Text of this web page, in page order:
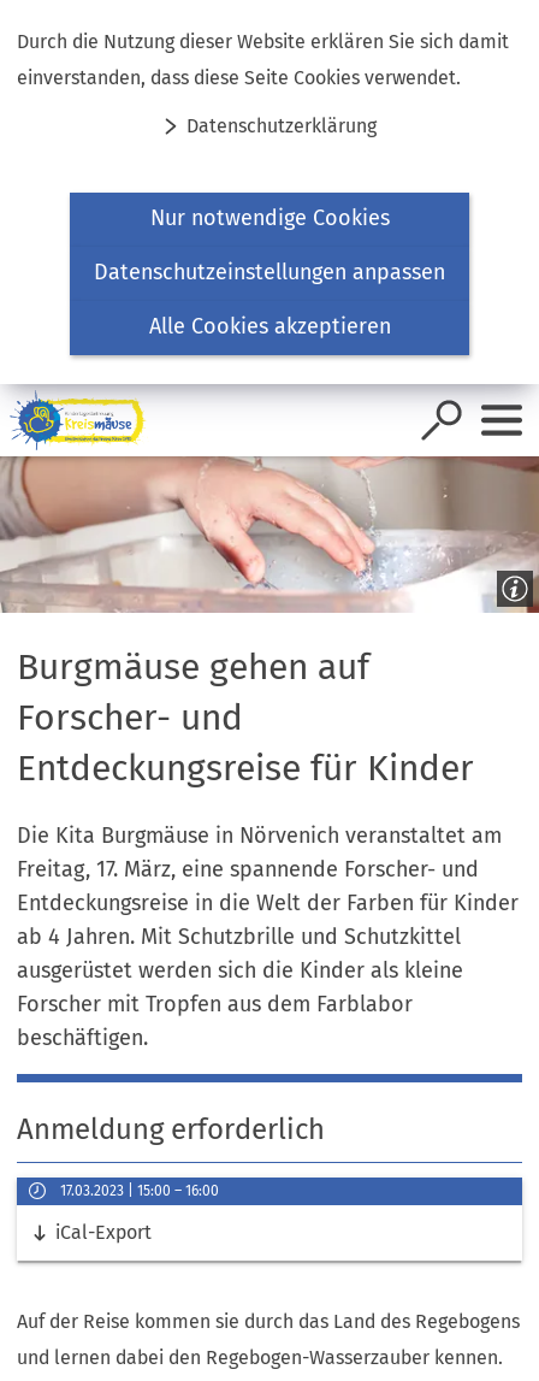
Durch die Nutzung dieser Website erklären Sie sich damit
einverstanden, dass diese Seite Cookies verwendet.
Datenschutzerklärung
Nur notwendige Cookies
Datenschutzeinstellungen anpassen
Alle Cookies akzeptieren
Inhalt anspringen
Burgmäuse gehen auf
Forscher- und
Entdeckungsreise für Kinder
Die Kita Burgmäuse in Nörvenich veranstaltet am
Freitag, 17. März, eine spannende Forscher- und
Entdeckungsreise in die Welt der Farben für Kinder
ab 4 Jahren. Mit Schutzbrille und Schutzkittel
ausgerüstet werden sich die Kinder als kleine
Forscher mit Tropfen aus dem Farblabor
beschäftigen.
Anmeldung erforderlich
Veranstaltungsinformationen
Datum
Uhrzeit
17.03.2023 15:00 – 16:00
LinksiCal-Export
Auf der Reise kommen sie durch das Land des Regebogens
und lernen dabei den Regebogen-Wasserzauber kennen.